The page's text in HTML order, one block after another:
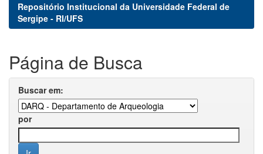
Repositório Institucional da Universidade Federal de
Sergipe - RI/UFS
Página de Busca
Buscar em:
por